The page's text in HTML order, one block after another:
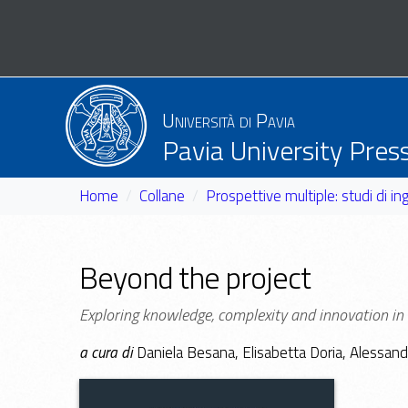
Università di Pavia
Pavia University
Home Collane Prospettive multiple: studi di
Beyond the project
Exploring knowledge, complexity and innovation
a cura diDaniela Besana, Elisabetta Doria,